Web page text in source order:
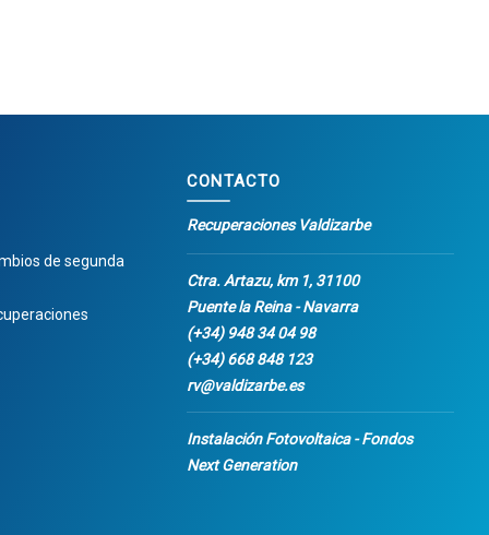
de segunda
CONTACTO
Recuperaciones Valdizarbe
Ctra. Artazu, km 1, 31100
Puente la Reina - Navarra
(+34) 948 34 04 98
(+34) 668 848 123
rv@valdizarbe.es
Instalación Fotovoltaica - Fondos
Next Generation